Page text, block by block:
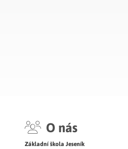
O nás
Základní škola Jeseník